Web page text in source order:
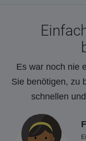
Es war noch nie
Sie benötigen, zu
schnellen